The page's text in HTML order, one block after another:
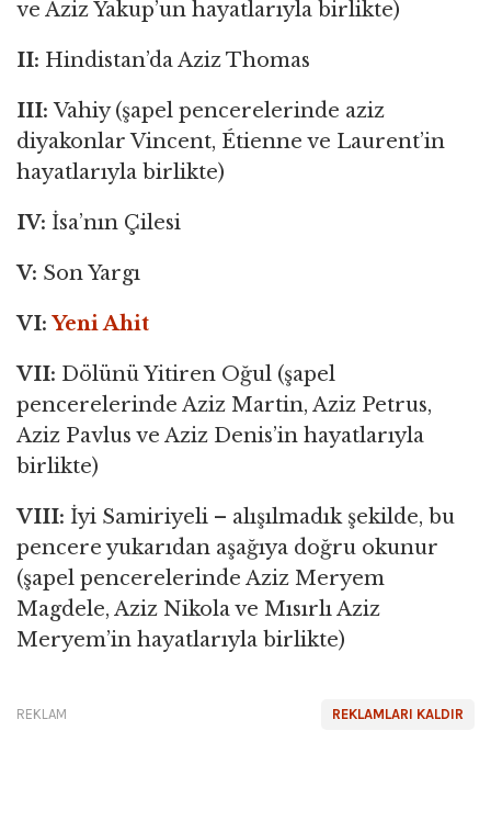
ve Aziz Yakup’un hayatlarıyla birlikte)
II: Hindistan’da Aziz Thomas
III:Vahiy (şapel pencerelerinde aziz
diyakonlar Vincent, Étienne ve Laurent’in
hayatlarıyla birlikte)
IV: İsa’nın Çilesi
V: Son Yargı
VI: Yeni Ahit
VII: Dölünü Yitiren Oğul (şapel
pencerelerinde Aziz Martin, Aziz Petrus,
Aziz Pavlus ve Aziz Denis’in hayatlarıyla
birlikte)
VIII: İyi Samiriyeli – alışılmadık şekilde, bu
pencere yukarıdan aşağıya doğru okunur
(şapel pencerelerinde Aziz Meryem
Magdele, Aziz Nikola ve Mısırlı Aziz
Meryem’in hayatlarıyla birlikte)
REKLAMLARI KALDIR
REKLAM